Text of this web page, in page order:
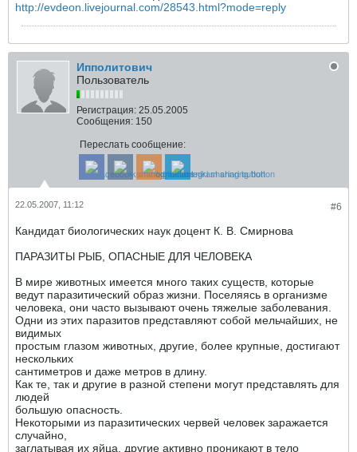
http://evdeon.livejournal.com/28543.html?mode=reply
Ипполитович
Пользователь
Регистрация: 25.05.2005
Сообщения: 150
Переслать сообщение:
#6
22.05.2007, 11:12
Кандидат биологических наук доцент К. В. Смирнова
ПАРАЗИТЫ РЫБ, ОПАСНЫЕ ДЛЯ ЧЕЛОВЕКА
В мире животных имеется много таких существ, которые
ведут паразитический образ жизни. Поселяясь в организме
человека, они часто вызывают очень тяжелые заболевания.
Одни из этих паразитов представляют собой мельчайших, не
видимых
простым глазом животных, другие, более крупные, достигают
нескольких
сантиметров и даже метров в длину.
Как те, так и другие в разной степени могут представлять для
людей
большую опасность.
Некоторыми из паразитических червей человек заражается
случайно,
заглатывая их яйца. другие активно проникают в тело